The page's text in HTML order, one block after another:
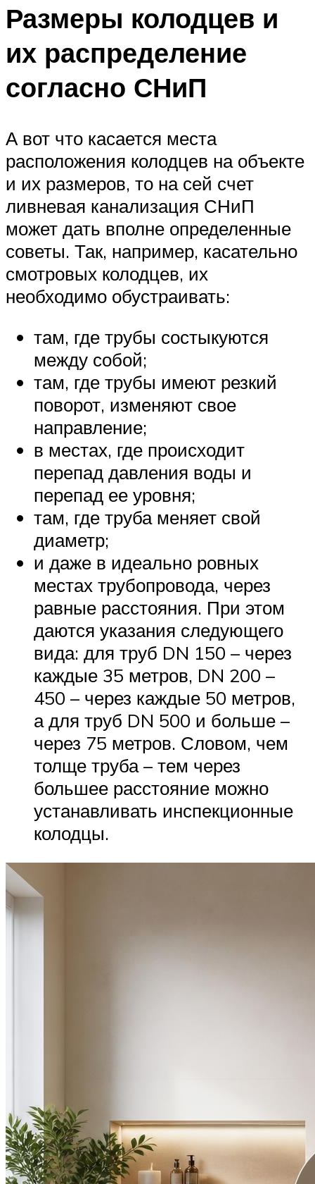
Размеры колодцев и
их распределение
согласно СНиП
А вот что касается места
расположения колодцев на объекте
и их размеров, то на сей счет
ливневая канализация СНиП
может дать вполне определенные
советы. Так, например, касательно
смотровых колодцев, их
необходимо обустраивать:
там, где трубы состыкуются
между собой;
там, где трубы имеют резкий
поворот, изменяют свое
направление;
в местах, где происходит
перепад давления воды и
перепад ее уровня;
там, где труба меняет свой
диаметр;
и даже в идеально ровных
местах трубопровода, через
равные расстояния. При этом
даются указания следующего
вида: для труб DN 150 – через
каждые 35 метров, DN 200 –
450 – через каждые 50 метров,
а для труб DN 500 и больше –
через 75 метров. Словом, чем
толще труба – тем через
большее расстояние можно
устанавливать инспекционные
колодцы.